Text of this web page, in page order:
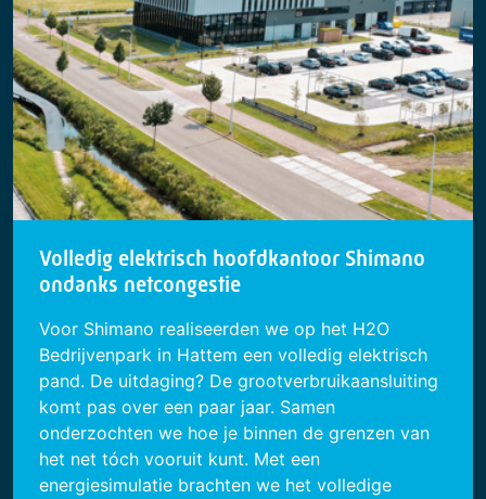
Volledig elektrisch hoofdkantoor Shimano
ondanks netcongestie
Voor Shimano realiseerden we op het H2O
Bedrijvenpark in Hattem een volledig elektrisch
pand. De uitdaging? De grootverbruikaansluiting
komt pas over een paar jaar. Samen
onderzochten we hoe je binnen de grenzen van
het net tóch vooruit kunt. Met een
energiesimulatie brachten we het volledige